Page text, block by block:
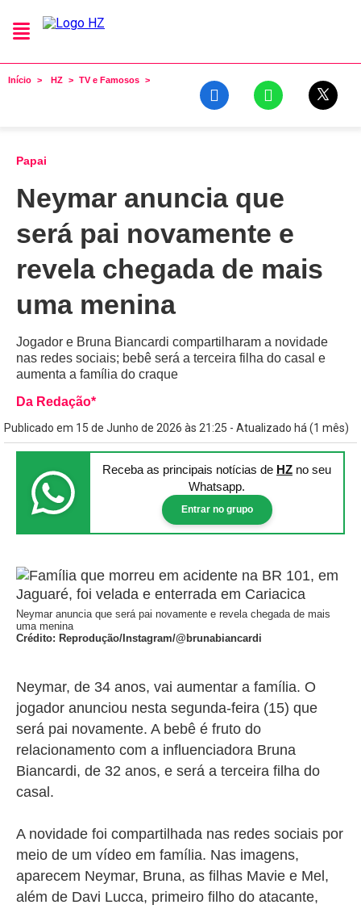
Início HZ TV e Famosos
Papai
Neymar anuncia que
será pai novamente e
revela chegada de mais
uma menina
Jogador e Bruna Biancardi compartilharam a novidade
nas redes sociais; bebê será a terceira filha do casal e
aumenta a família do craque
Da Redação*
Publicado em 15 de Junho de 2026 às 21:25 - Atualizado há (1 mês)
Receba as principais notícias de HZ no seu
Whatsapp.
Entrar no grupo
Neymar anuncia que será pai novamente e revela chegada de mais
uma menina
Crédito: Reprodução/Instagram/@brunabiancardi
Neymar, de 34 anos, vai aumentar a família. O
jogador anunciou nesta segunda-feira (15) que
será pai novamente. A bebê é fruto do
relacionamento com a influenciadora Bruna
Biancardi, de 32 anos, e será a terceira filha do
casal.
A novidade foi compartilhada nas redes sociais por
meio de um vídeo em família. Nas imagens,
aparecem Neymar, Bruna, as filhas Mavie e Mel,
além de Davi Lucca, primeiro filho do atacante,